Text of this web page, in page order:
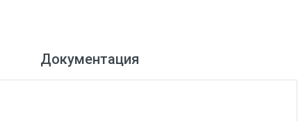
Документация